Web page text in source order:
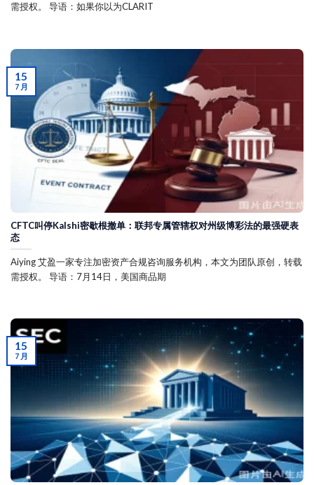
需授权。 导语：如果你以为CLARIT
CFTC叫停Kalshi密歇根撤单：联邦专属管辖权对州级博彩法的最强硬表
态
Aiying 艾盈一家专注加密资产合规咨询服务机构，本文为团队原创，转载
需授权。 导语：7月14日，美国商品期
15
7 月
15
7 月